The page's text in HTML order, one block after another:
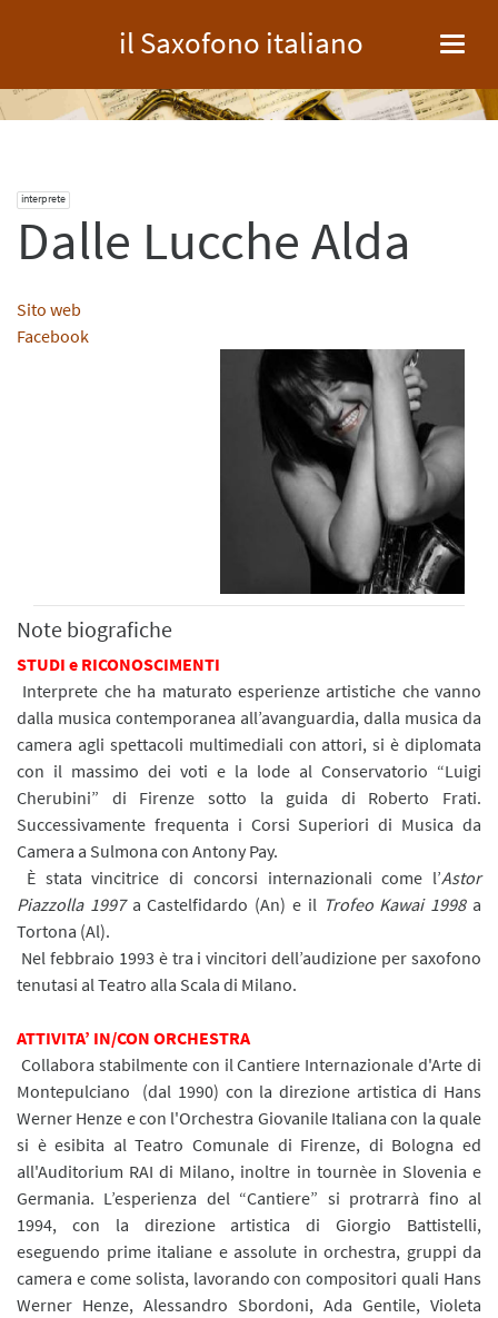
il Saxofono italiano
interprete
Dalle Lucche Alda
Sito web
Facebook
Note biografiche
STUDI e RICONOSCIMENTI
Interprete che ha maturato esperienze artistiche che vanno
dalla musica contemporanea all’avanguardia, dalla musica da
camera agli spettacoli multimediali con attori, si è diplomata
con il massimo dei voti e la lode al Conservatorio “Luigi
Cherubini” di Firenze sotto la guida di Roberto Frati.
Successivamente frequenta i Corsi Superiori di Musica da
Camera a Sulmona con Antony Pay.
È stata vincitrice di concorsi internazionali come l’Astor
Piazzolla 1997 a Castelfidardo (An) e il Trofeo Kawai 1998a
Tortona (Al).
Nel febbraio 1993 è tra i vincitori dell’audizione per saxofono
tenutasi al Teatro alla Scala di Milano.
ATTIVITA’ IN/CON ORCHESTRA
Collabora stabilmente con il Cantiere Internazionale d'Arte di
Montepulciano (dal 1990) con la direzione artistica di Hans
Werner Henze e con l'Orchestra Giovanile Italiana con la quale
si è esibita al Teatro Comunale di Firenze, di Bologna ed
all'Auditorium RAI di Milano, inoltre in tournèe in Slovenia e
Germania. L’esperienza del “Cantiere” si protrarrà fino al
1994, con la direzione artistica di Giorgio Battistelli,
eseguendo prime italiane e assolute in orchestra, gruppi da
camera e come solista, lavorando con compositori quali Hans
Werner Henze, Alessandro Sbordoni, Ada Gentile, Violeta